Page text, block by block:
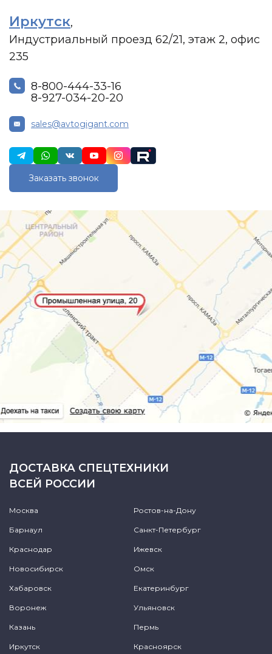
Иркутск,
Индустриальный проезд 62/21, этаж 2, офис
235
8-800-444-33-16
8-927-034-20-20
sales@avtogigant.com
Заказать звонок
ДОСТАВКА СПЕЦТЕХНИКИ
ВСЕЙ РОССИИ
Москва Ростов-на-Дону
Барнаул Санкт-Петербург
Краснодар Ижевск
Новосибирск Омск
Хабаровск Екатеринбург
Воронеж Ульяновск
Казань Пермь
Иркутск Красноярск